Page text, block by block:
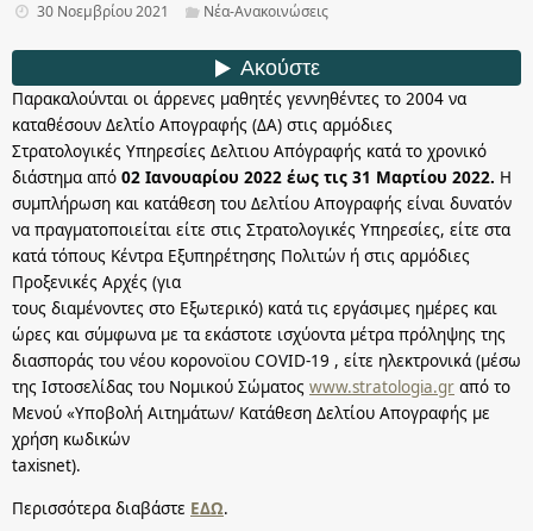
30 Νοεμβρίου 2021 Νέα-Ανακοινώσεις
Παρακαλούνται οι άρρενες μαθητές γεννηθέντες το 2004 να
καταθέσουν Δελτίο Απογραφής (ΔΑ) στις αρμόδιες
Στρατολογικές Υπηρεσίες Δελτιου Απόγραφής κατά το χρονικό
διάστημα από 02 Ιανουαρίου 2022 έως τις 31 Μαρτίου 2022. Η
συμπλήρωση και κατάθεση του Δελτίου Απογραφής είναι δυνατόν
να πραγματοποιείται είτε στις Στρατολογικές Υπηρεσίες, είτε στα
κατά τόπους Κέντρα Εξυπηρέτησης Πολιτών ή στις αρμόδιες
Προξενικές Αρχές (για
τους διαμένοντες στο Εξωτερικό) κατά τις εργάσιμες ημέρες και
ώρες και σύμφωνα με τα εκάστοτε ισχύοντα μέτρα πρόληψης της
διασποράς του νέου κορονοϊου COVID-19 , είτε ηλεκτρονικά (μέσω
της Ιστοσελίδας του Νομικού Σώματος www.stratologia.gr από το
Μενού «Υποβολή Αιτημάτων/ Κατάθεση Δελτίου Απογραφής με
χρήση κωδικών
taxisnet).
Περισσότερα διαβάστε ΕΔΩ.